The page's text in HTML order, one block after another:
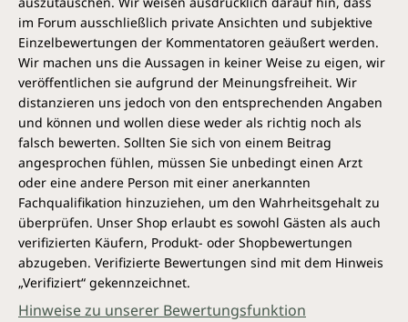
Jede Flasche Kolloidales Germanium von Unimedica
enthält 200 ml reinste Dispersion.
Gefahrenhinweise
Wichtige Hinweise
Vor Gebrauch Sicherheitshinweise lesen und
verstehen. Freisetzung in die Umwelt vermeiden.
Inhalt/Behälter in Übereinstimmung mit den
nationalen Vorschriften einer Entsorgung zuführen.
Einatmen vermeiden. Bei Augenkontakt für
mindestens 10 Minuten mit viel kaltem Wasser
im Forum ausschließlich private Ansichten und subjektive
Einzelbewertungen der Kommentatoren geäußert werden.
Wir machen uns die Aussagen in keiner Weise zu eigen, wir
veröffentlichen sie aufgrund der Meinungsfreiheit. Wir
distanzieren uns jedoch von den entsprechenden Angaben
und können und wollen diese weder als richtig noch als
falsch bewerten. Sollten Sie sich von einem Beitrag
angesprochen fühlen, müssen Sie unbedingt einen Arzt
oder eine andere Person mit einer anerkannten
Fachqualifikation hinzuziehen, um den Wahrheitsgehalt zu
überprüfen. Unser Shop erlaubt es sowohl Gästen als auch
verifizierten Käufern, Produkt- oder Shopbewertungen
abzugeben. Verifizierte Bewertungen sind mit dem Hinweis
„Verifiziert“ gekennzeichnet.
Hinweise zu unserer Bewertungsfunktion